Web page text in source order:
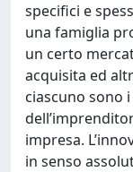
specifici e
una famiglia
un certo
acquisita ed
ciascuno sono
impresa.
in senso